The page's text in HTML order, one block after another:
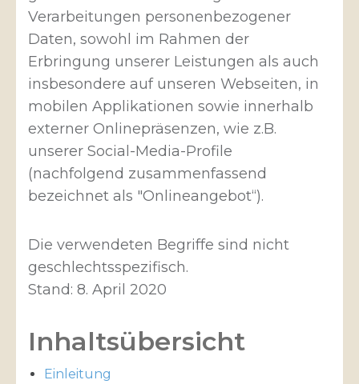
Verarbeitungen personenbezogener
Daten, sowohl im Rahmen der
Erbringung unserer Leistungen als auch
insbesondere auf unseren Webseiten, in
mobilen Applikationen sowie innerhalb
externer Onlinepräsenzen, wie z.B.
unserer Social-Media-Profile
(nachfolgend zusammenfassend
bezeichnet als "Onlineangebot“).
Die verwendeten Begriffe sind nicht
geschlechtsspezifisch.
Stand: 8. April 2020
Inhaltsübersicht
Einleitung